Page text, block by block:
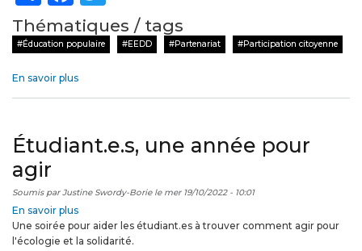
Thématiques / tags
Éducation populaire EEDD Partenariat Participation citoyenne
En savoir plus
page
!
Étudiant.e.s, une année pour
agir
Soumis parJustine Swordy-Boriele mer 19/10/2022 - 10:01
En savoir plus
Étudiant.e.s,
une
Une soirée pour aider les étudiant.es à trouver comment agir pour
l'écologie et la solidarité.